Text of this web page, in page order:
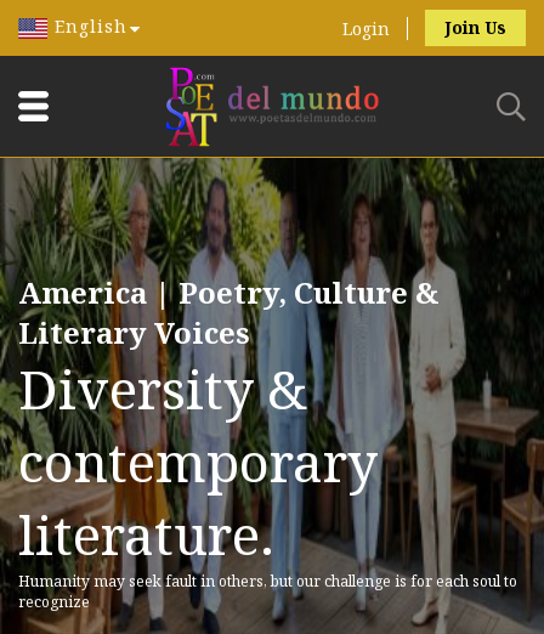
English Login Join Us
America | Poetry, Culture &
Literary Voices
Diversity &
contemporary
literature.
Humanity may seek fault in others, but our challenge is for each soul to
recognize